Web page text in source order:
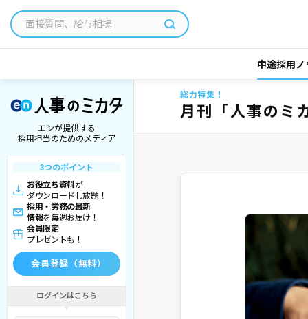
中途採用ノ
エンが提供する
採用担当のためのメディア
3つのポイント
お役立ち資料が
ダウンロードし放題！
採用・労務の最新
情報を毎週お届け！
会員限定
プレゼントも！
会員登録（無料）
ログインはこちら
総力特集！
月刊「人事のミ